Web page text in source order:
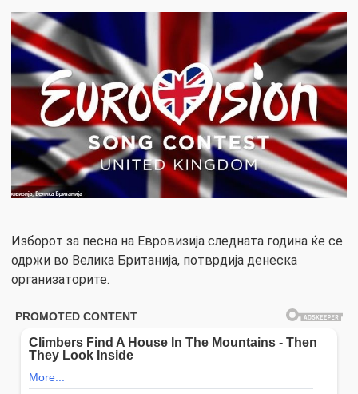
Изборот за песна на Евровизија следната година ќе се
одржи во Велика Британија, потврдија денеска
организаторите.